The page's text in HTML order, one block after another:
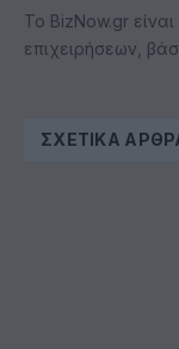
Το BizNow.gr
επιχειρήσεων,
ΣΧΕΤΙΚΆ